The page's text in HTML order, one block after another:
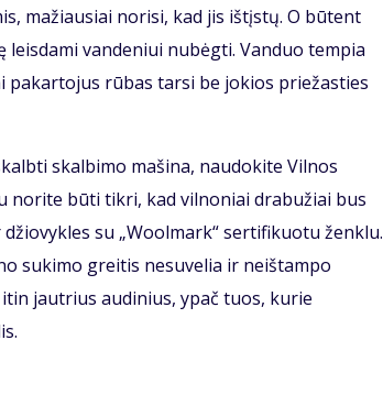
mažiausiai norisi, kad jis ištįstų. O būtent
vandeniui nubėgti. Vanduo tempia
pakartojus rūbas tarsi be jokios priežasties
skalbimo mašina, naudokite Vilnos
norite būti tikri, kad vilnoniai drabužiai bus
su „Woolmark“ sertifikuotu ženklu.
sukimo greitis nesuvelia ir neištampo
jautrius audinius, ypač tuos, kurie